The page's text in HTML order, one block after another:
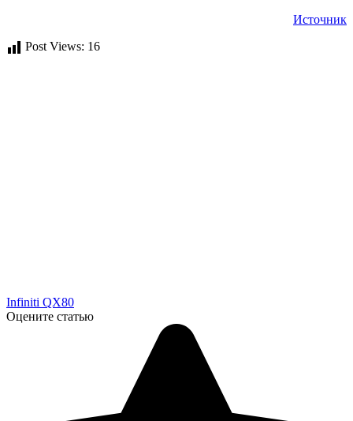
Источник
Post Views: 16
Infiniti QX80
Оцените статью